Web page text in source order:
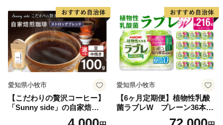
愛知県小牧市
【こだわりの贅沢コーヒー】
「Sunny side」の自家焙煎珈
琲ストロングブレンド（100
愛知県小牧市
【6ヶ月定期便】植物性乳酸
菌ラブレW プレーン36本